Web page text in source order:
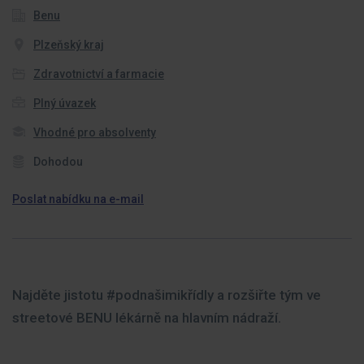
Benu
Plzeňský kraj
Zdravotnictví a farmacie
Plný úvazek
Vhodné pro absolventy
Dohodou
Poslat nabídku na e-mail
Najděte jistotu #podnašimikřídly a rozšiřte tým ve
streetové BENU lékárně na hlavním nádraží.